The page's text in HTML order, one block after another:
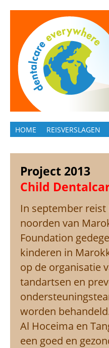
HOME REISVERSLAGEN
Project 2013
Child
In september
noorden van
Foundation
kinderen in
op de organisatie
tandartsen en
worden
Al Hoceima en
een goed en